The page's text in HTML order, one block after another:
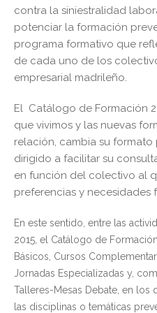
contra la siniestralidad
potenciar la formación
programa formativo que
de cada uno de los
empresarial madrileño.
El Catálogo de Formación
que vivimos y las nuevas
relación, cambia su formato
dirigido a facilitar su
en función del colectivo al
preferencias y necesidades
En este sentido, entre las
2015, el Catálogo de
Básicos, Cursos
Jornadas Especializadas y,
Talleres-Mesas Debate, en los
las disciplinas o temáticas